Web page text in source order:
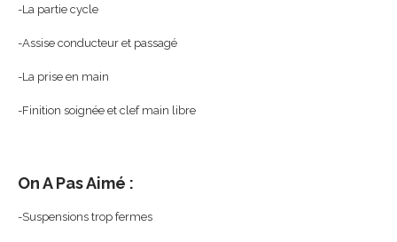
-La partie cycle
-Assise conducteur et passagé
-La prise en main
-Finition soignée et clef main libre
On A Pas Aimé :
-Suspensions trop fermes